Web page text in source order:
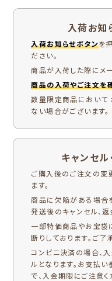
入荷お知
入荷お知らせボタンを
ださい。
商品が入荷した際にメ
商品の入荷やご注文を
数量限定商品において
ない場合がございます。
キャンセル
ご購入後のご注文の変
ます。
商品に欠陥がある場合
発送後のキャンセル、
一部特価商品やお宝袋
断りしております。ご了
コンビニ決済の場合、
ルとなります。お支払
で、入金期限にご注意く